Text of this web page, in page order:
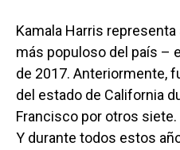
Kamala Harris
más populoso del país –
de 2017. Anteriormente,
del estado de California
Francisco por otros siete.
Y durante todos estos